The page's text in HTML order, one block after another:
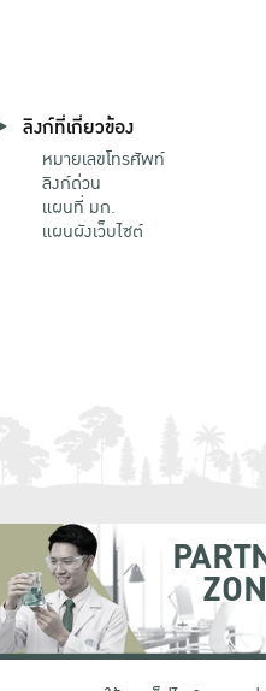
ลิงก์ที่เกี่ยวข้อง
หมายเลขโทรศัพท์
ลิงก์ด่วน
แผนที่ มก.
แผนผังเว็บไซต์